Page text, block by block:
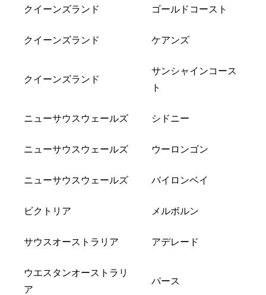
クイーンズランド ゴールドコースト
クイーンズランド ケアンズ
クイーンズランド
サンシャインコース
ト
ニューサウスウェールズ シドニー
ニューサウスウェールズ ウーロンゴン
ニューサウスウェールズ バイロンベイ
ビクトリア メルボルン
サウスオーストラリア アデレード
ウエスタンオーストラリ
ア
パース